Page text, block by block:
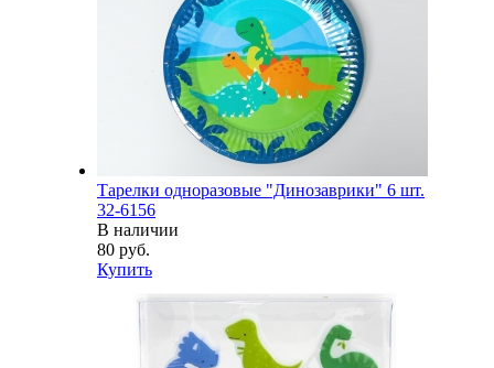
Тарелки одноразовые "Динозаврики" 6 шт.
32-6156
В наличии
80 руб.
Купить